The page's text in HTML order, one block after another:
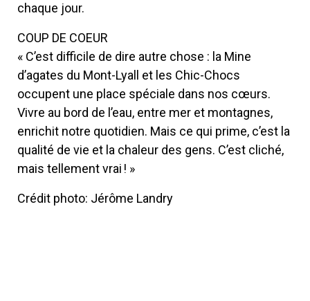
chaque jour.
COUP DE COEUR
« C’est difficile de dire autre chose : la Mine
d’agates du Mont-Lyall et les Chic-Chocs
occupent une place spéciale dans nos cœurs.
Vivre au bord de l’eau, entre mer et montagnes,
enrichit notre quotidien. Mais ce qui prime, c’est la
qualité de vie et la chaleur des gens. C’est cliché,
mais tellement vrai ! »
Crédit photo: Jérôme Landry